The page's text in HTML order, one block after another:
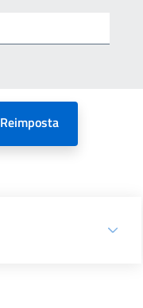
Reimposta